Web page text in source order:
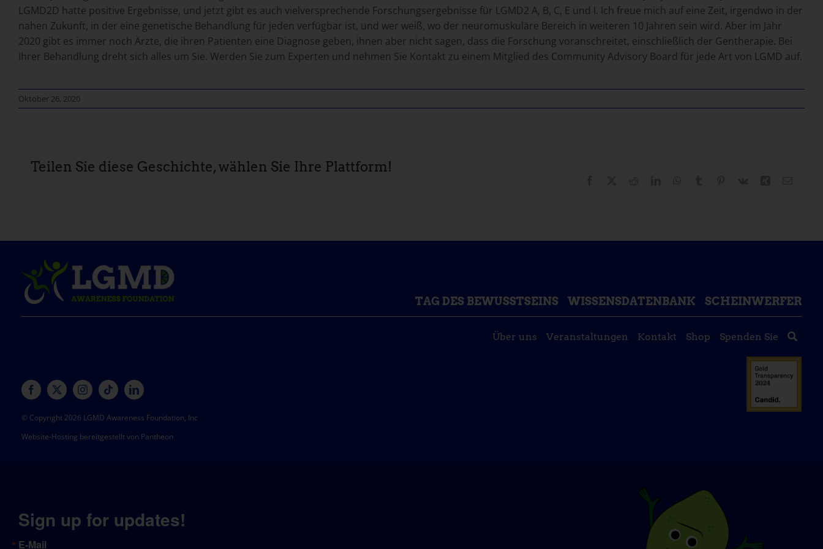
LGMD2D hatte positive Ergebnisse, und jetzt gibt es auch vielversprechende Forschungsergebnisse für LGMD2 A, B, C, E und I. Ich freue mich auf eine Zeit, irgendwo in der
nahen Zukunft, in der eine genetische Behandlung für jeden verfügbar ist, und wer weiß, wo der neuromuskuläre Bereich in weiteren 10 Jahren sein wird. Aber im Jahr
2020 gibt es immer noch Ärzte, die ihren Patienten eine Diagnose geben, ihnen aber nicht sagen, dass die Forschung voranschreitet, einschließlich der Gentherapie. Bei
Ihrer Behandlung dreht sich alles um Sie. Werden Sie zum Experten und nehmen Sie Kontakt zu einem Mitglied des Community Advisory Board für jede Art von LGMD auf.
Oktober 26, 2020
Teilen Sie diese Geschichte, wählen Sie Ihre Plattform!
TAG DES BEWUSSTSEINS WISSENSDATENBANK SCHEINWERFER
Über uns Veranstaltungen Kontakt Shop Spenden Sie
© Copyright 2026 LGMD Awareness Foundation, Inc
Website-Hosting bereitgestellt von Pantheon
Sign up for updates!
E-Mail